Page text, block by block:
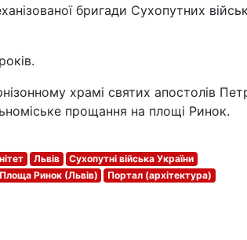
бригади Сухопутних
храмі святих апостолів
прощання на площі Ринок.
Львів
Сухопутні війська України
Площа Ринок (Львів)
Портал (архітектура)